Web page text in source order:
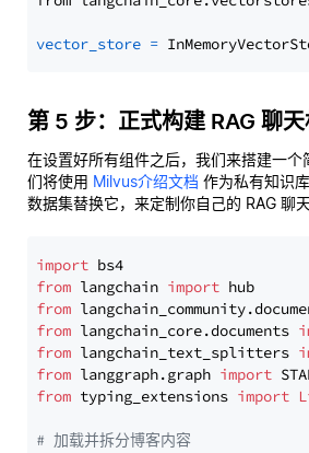
vector_store =
第 5 步：正式构建 RAG 聊
在设置好所有组件之后，我们来搭建一个
们将使用 Milvus介绍文档 作为私有知识
数据集替换它，来定制你自己的 RAG 聊天
import
from langchain import
from
from langchain_core.documents
from langchain_text_splitters
from langgraph.graph import
from typing_extensions import
# 加载并拆分博客内容